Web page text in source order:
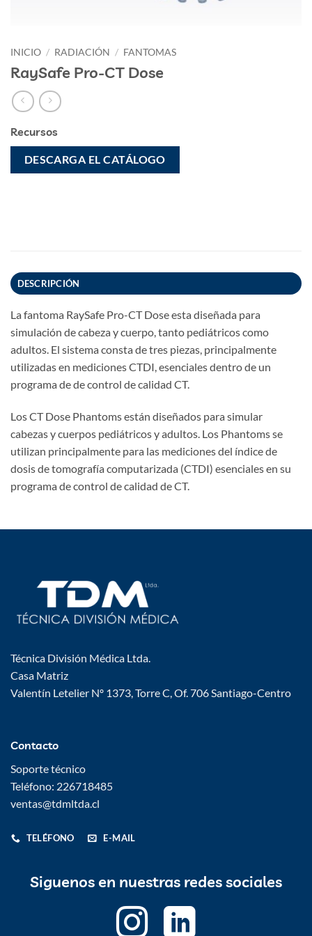
INICIO / RADIACIÓN / FANTOMAS
RaySafe Pro-CT Dose
Recursos
DESCARGA EL CATÁLOGO
DESCRIPCIÓN
La fantoma RaySafe Pro-CT Dose esta diseñada para
simulación de cabeza y cuerpo, tanto pediátricos como
adultos. El sistema consta de tres piezas, principalmente
utilizadas en mediciones CTDI, esenciales dentro de un
programa de de control de calidad CT.
Los CT Dose Phantoms están diseñados para simular
cabezas y cuerpos pediátricos y adultos. Los Phantoms se
utilizan principalmente para las mediciones del índice de
dosis de tomografía computarizada (CTDI) esenciales en su
programa de control de calidad de CT.
Técnica División Médica Ltda.
Casa Matriz
Valentín Letelier Nº 1373, Torre C, Of. 706 Santiago-Centro
Contacto
Soporte técnico
Teléfono: 226718485
ventas@tdmltda.cl
TELÉFONO E-MAIL
Siguenos en nuestras redes sociales